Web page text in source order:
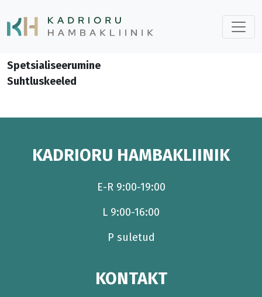
Spetsialiseerumine
Suhtluskeeled
KADRIORU HAMBAKLIINIK
E-R 9:00-19:00
L 9:00-16:00
P suletud
KONTAKT